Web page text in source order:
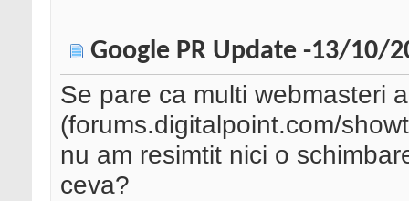
Google PR Update -13/10/
Se pare ca multi webmasteri
(forums.digitalpoint.com/
nu am resimtit nici o
ceva?